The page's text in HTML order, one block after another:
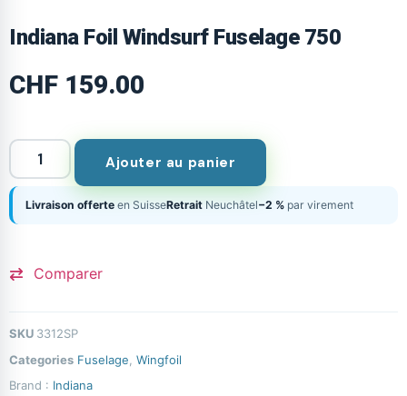
Indiana Foil Windsurf Fuselage 750
CHF 159.00
Ajouter au panier
Livraison offerte en SuisseRetrait Neuchâtel−2 % par virement
Comparer
SKU 3312SP
Categories Fuselage Wingfoil
Brand : Indiana